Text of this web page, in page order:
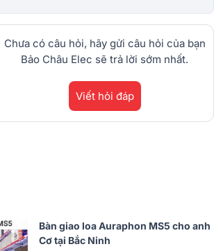
bảo hành uy tín. 1900.0255
Chưa có câu hỏi, hãy gửi câu hỏi của bạn
Bảo Châu Elec sẽ trả lời sớm nhất.
Viết hỏi đáp
Bàn giao loa Auraphon MS5 cho anh
Cơ tại Bắc Ninh